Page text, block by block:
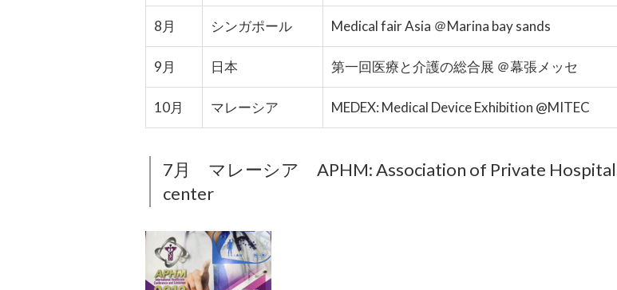
8月 シンガポール Medical fair Asia ＠Marina bay sands
9月 日本 第一回医療と介護の総合展 ＠幕張メッセ
10月 マレーシア MEDEX: Medical Device Exhibition @MITEC
7月 マレーシア APHM: Association of Private
center